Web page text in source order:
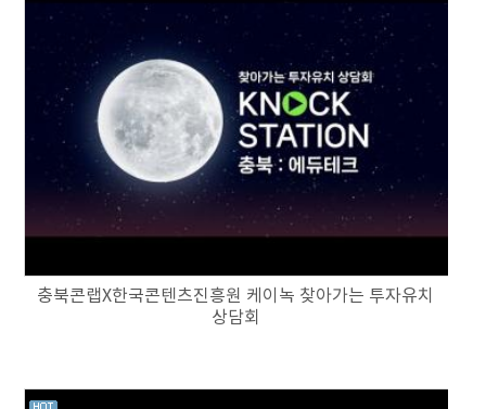
충북콘랩X한국콘텐츠진흥원 케이녹 찾아가는 투자유치
상담회